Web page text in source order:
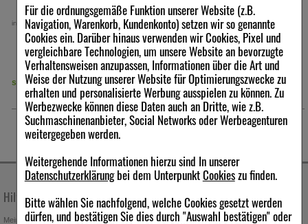
Für die ordnungsgemäße Funktion unserer Website (z.B.
Navigation, Warenkorb, Kundenkonto) setzen wir so genannte
Cookies ein. Darüber hinaus verwenden wir Cookies, Pixel und
vergleichbare Technologien, um unsere Website an bevorzugte
Verhaltensweisen anzupassen, Informationen über die Art und
Weise der Nutzung unserer Website für Optimierungszwecke zu
erhalten und personalisierte Werbung ausspielen zu können. Zu
Werbezwecke können diese Daten auch an Dritte, wie z.B.
Suchmaschinenanbieter, Social Networks oder Werbeagenturen
weitergegeben werden.
Weitergehende Informationen hierzu sind In unserer
Datenschutzerklärungbei dem UnterpunktCookieszu finden.
Bitte wählen Sie nachfolgend, welche Cookies gesetzt werden
dürfen, und bestätigen Sie dies durch "Auswahl bestätigen" oder
0,83 €
inkl. MwSt zzgl.Versand
sofort lieferbar
0,84 €
inkl. MwSt zzgl.Versand
derzeit nicht lieferbar
Hilfe & Kontakt
Mein Kundenkonto
Unternehmen
Stellenangebote